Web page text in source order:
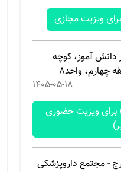
ویزیت مجازی
دانش آموز، کوچه
چهارم، واحد۸
1405-05-18
برای ویزیت حضوری
- مجتمع داروپزشکی